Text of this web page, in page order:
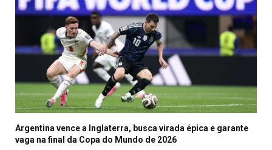
Argentina vence a Inglaterra, busca virada épica e garante
vaga na final da Copa do Mundo de 2026